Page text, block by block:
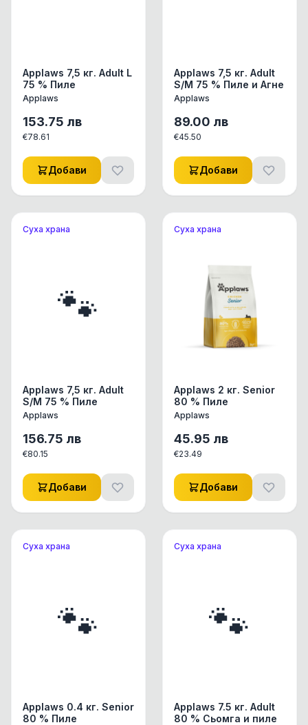
Applaws 7,5 кг. Adult L
75 % Пиле
Applaws
153.75 лв
€78.61
Добави
Applaws 7,5 кг. Adult
S/M 75 % Пиле и Агне
Applaws
89.00 лв
€45.50
Добави
Суха храна
🐾
Applaws 7,5 кг. Adult
S/M 75 % Пиле
Applaws
156.75 лв
€80.15
Добави
Суха храна
Applaws 2 кг. Senior
80 % Пиле
Applaws
45.95 лв
€23.49
Добави
Суха храна
🐾
Applaws 0.4 кг. Senior
80 % Пиле
Суха храна
🐾
Applaws 7.5 кг. Adult
80 % Сьомга и пиле